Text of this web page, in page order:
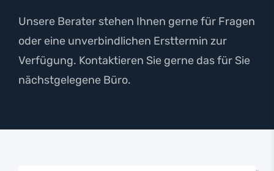
Unsere Berater stehen Ihnen gerne für Fragen
oder eine unverbindlichen Ersttermin zur
Verfügung. Kontaktieren Sie gerne das für Sie
nächstgelegene Büro.